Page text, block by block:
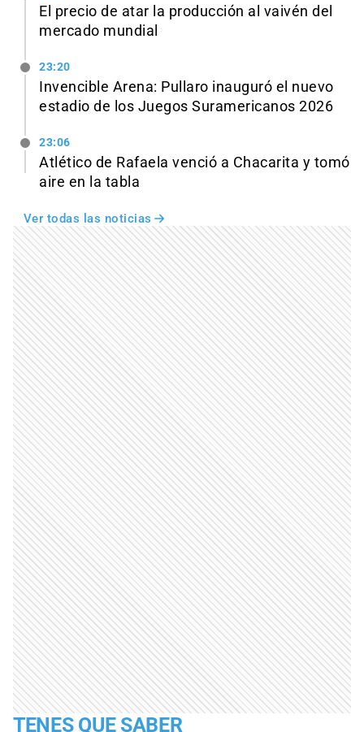
El precio de atar la producción al vaivén del
mercado mundial
23:20
Invencible Arena: Pullaro inauguró el nuevo
estadio de los Juegos Suramericanos 2026
23:06
Atlético de Rafaela venció a Chacarita y tomó
aire en la tabla
Ver todas las noticias
TENES QUE SABER